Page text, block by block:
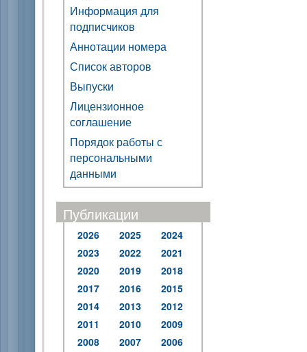
Информация для
подписчиков
Аннотации номера
Список авторов
Выпуски
Лицензионное
соглашение
Порядок работы с
персональными
данными
Публикации
2026 2025
2024
2023
2022
2021
2020
2019
2018
2017
2016
2015
2014
2013
2012
2011
2010
2009
2008
2007
2006